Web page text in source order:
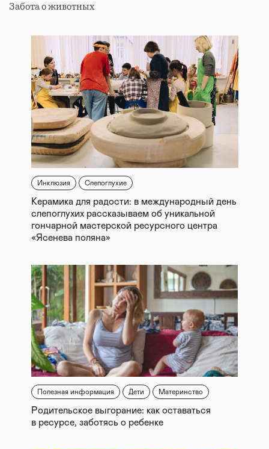
Забота о животных
Инклюзия Слепоглухие
Керамика для радости: в международный день
слепоглухих рассказываем об уникальной
гончарной мастерской ресурсного центра
«Ясенева поляна»
Полезная информация Дети Материнство
Родительское выгорание: как оставаться
в ресурсе, заботясь о ребенке